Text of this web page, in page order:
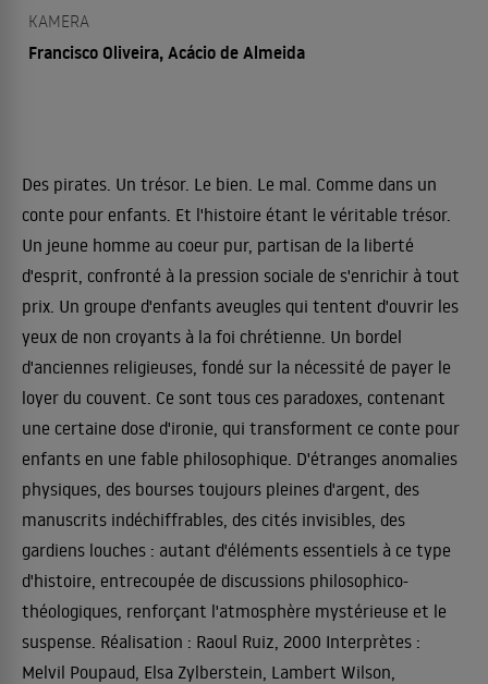
KAMERA
Francisco Oliveira, Acácio de Almeida
Des pirates. Un trésor. Le bien. Le mal. Comme dans un
conte pour enfants. Et l'histoire étant le véritable trésor.
Un jeune homme au coeur pur, partisan de la liberté
d'esprit, confronté à la pression sociale de s'enrichir à tout
prix. Un groupe d'enfants aveugles qui tentent d'ouvrir les
yeux de non croyants à la foi chrétienne. Un bordel
d'anciennes religieuses, fondé sur la nécessité de payer le
loyer du couvent. Ce sont tous ces paradoxes, contenant
une certaine dose d'ironie, qui transforment ce conte pour
enfants en une fable philosophique. D'étranges anomalies
physiques, des bourses toujours pleines d'argent, des
manuscrits indéchiffrables, des cités invisibles, des
gardiens louches : autant d'éléments essentiels à ce type
d'histoire, entrecoupée de discussions philosophico-
théologiques, renforçant l'atmosphère mystérieuse et le
suspense. Réalisation : Raoul Ruiz, 2000 Interprètes :
Melvil Poupaud, Elsa Zylberstein, Lambert Wilson,